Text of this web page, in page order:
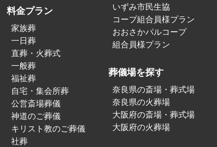
料金プラン
家族葬
一日葬
直葬・火葬式
一般葬
福祉葬
自宅・集会所葬
公営斎場葬儀
神道のご葬儀
キリスト教のご葬儀
社葬
いずみ市民生協
コープ組合員様プラン
おおさかパルコープ
組合員様プラン
葬儀場を探す
奈良県の斎場・葬式場
奈良県の火葬場
大阪府の斎場・葬式場
大阪府の火葬場